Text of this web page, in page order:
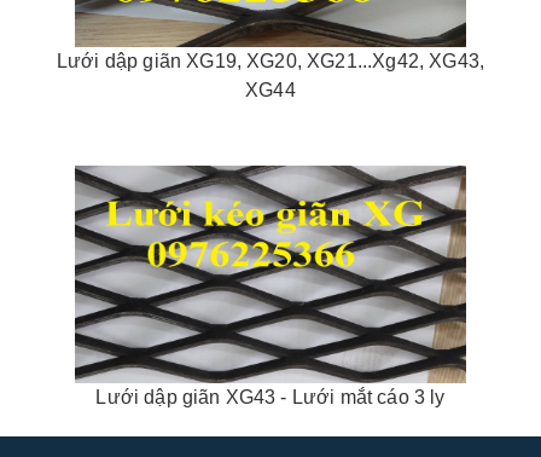
Lưới dập giãn XG19, XG20, XG21...Xg42, XG43,
XG44
Lưới dập giãn XG43 - Lưới mắt cáo 3 ly